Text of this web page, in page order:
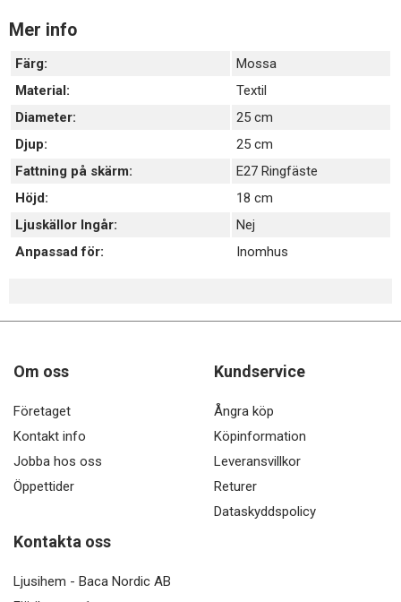
Mer info
Färg:
Mossa
Material:
Textil
Diameter:
25 cm
Djup:
25 cm
Fattning på skärm:
E27 Ringfäste
Höjd:
18 cm
Ljuskällor Ingår:
Nej
Anpassad för:
Inomhus
Om oss
Företaget
Kontakt info
Jobba hos oss
Öppettider
Kundservice
Ångra köp
Köpinformation
Leveransvillkor
Returer
Dataskyddspolicy
Kontakta oss
Ljusihem - Baca Nordic AB